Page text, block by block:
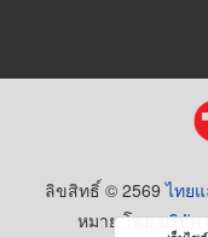
ลิขสิทธิ์ © 2569ไทย
หมาย โดยบริษัท